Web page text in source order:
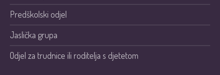
Predškolski odjel
Jaslička grupa
Odjel za trudnice ili roditelja s djetetom